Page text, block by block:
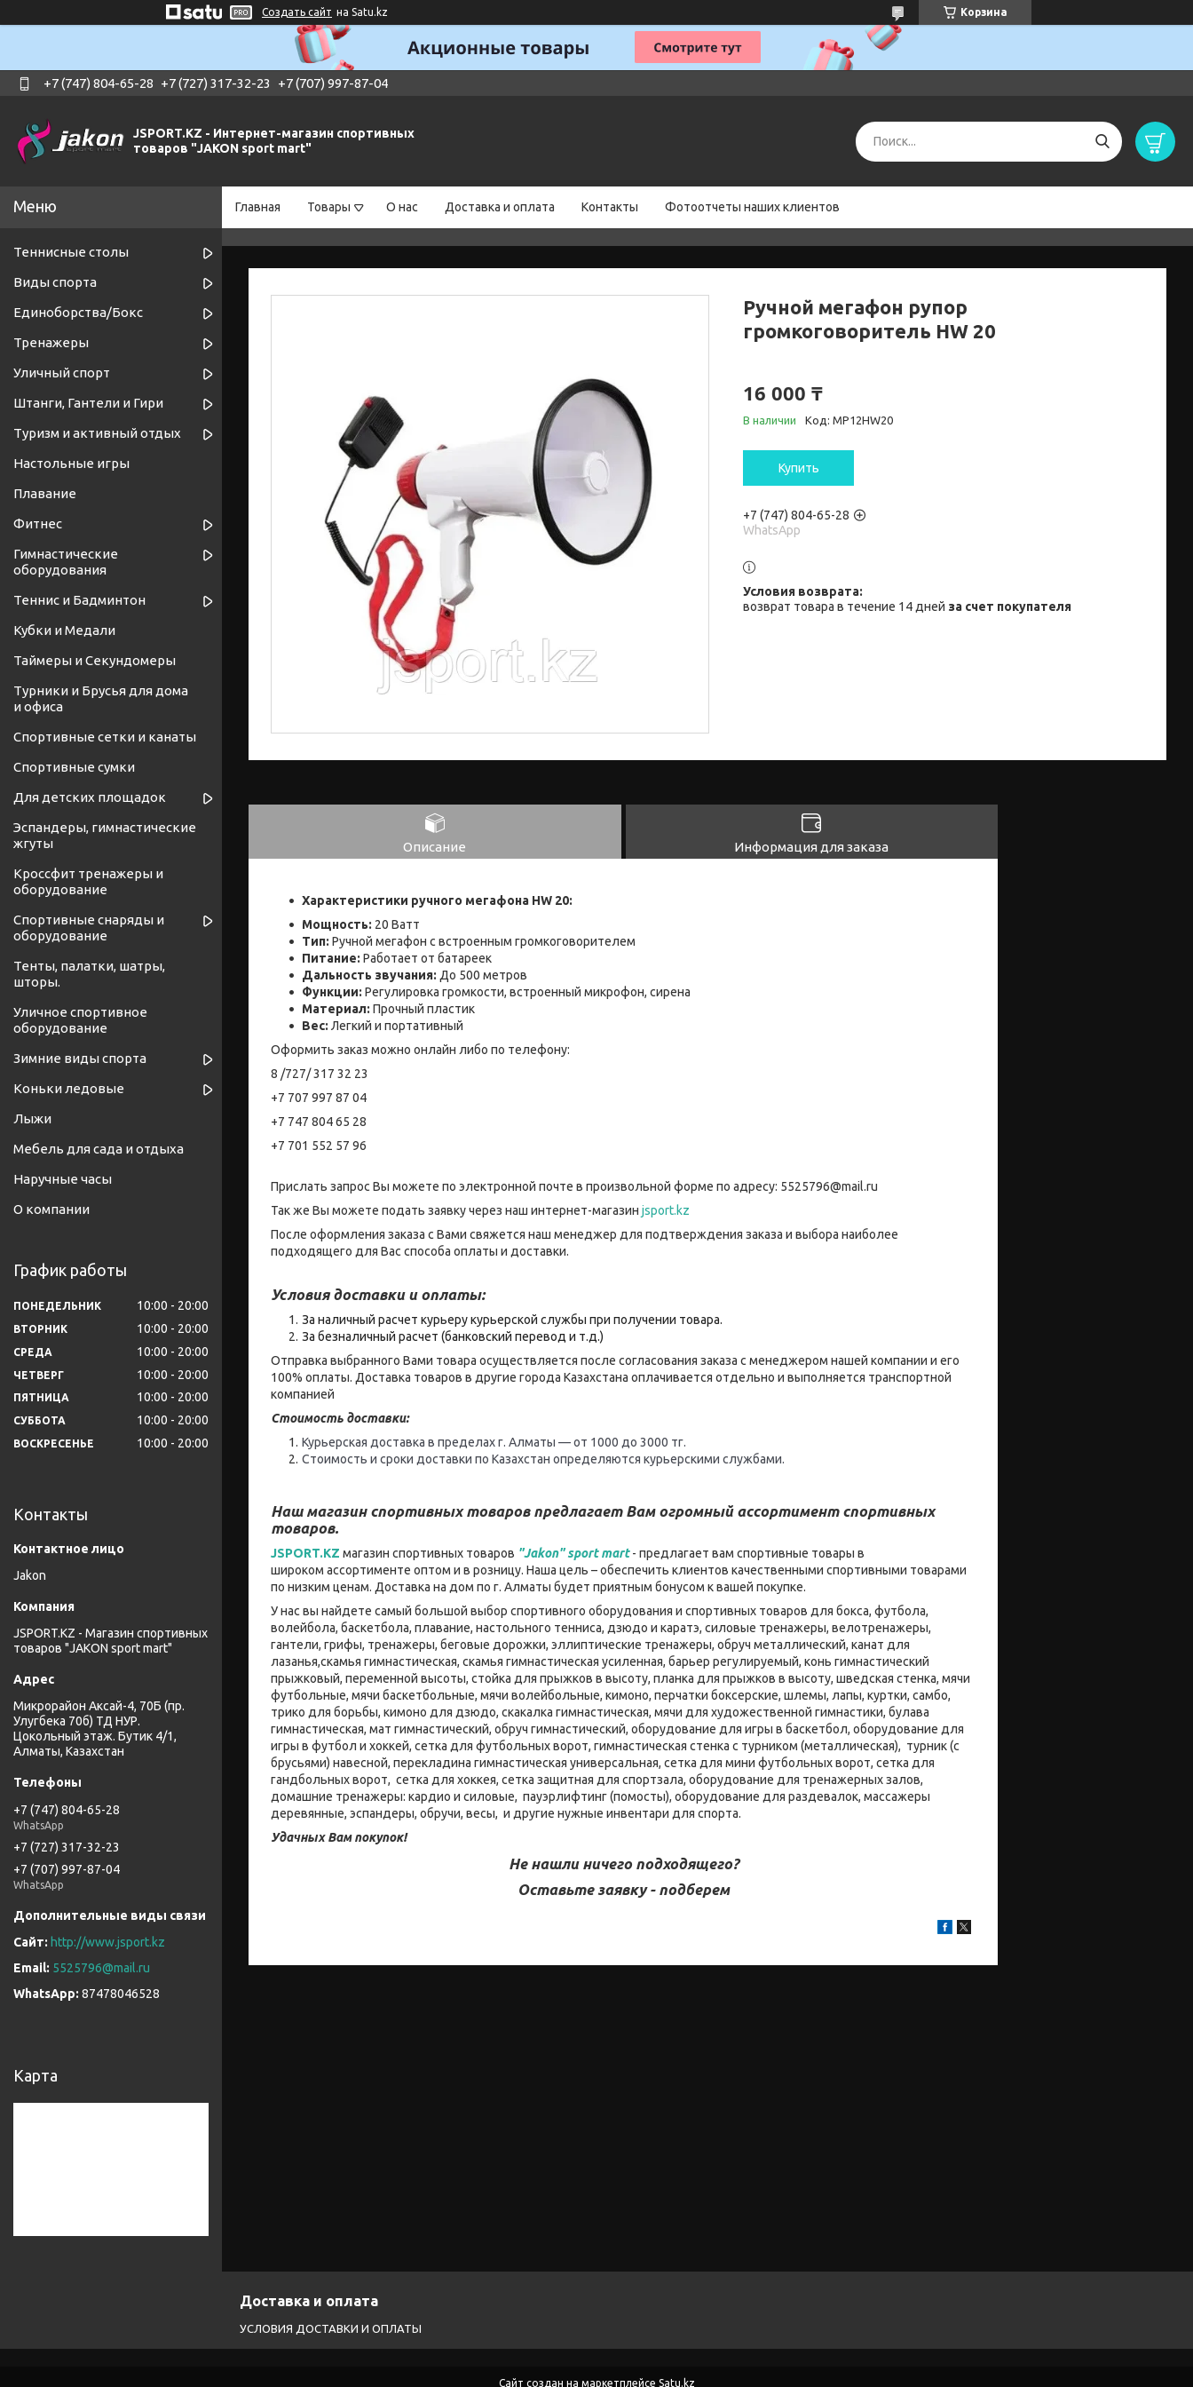
Создать сайт на Satu.kz Корзина
+7 (747) 804-65-28 +7 (727) 317-32-23 +7 (707) 997-87-04
JSPORT.KZ - Интернет-магазин спортивных
товаров "JAKON sport mart"
Главная Товары О нас Доставка и оплата Контакты Фотоотчеты наших клиентов
Ручной мегафон рупор
громкоговоритель HW 20
16 000 ₸
В наличии Код: MP12НW20
Купить
+7 (747) 804-65-28
WhatsApp
возврат товара в течение 14 дней за счет покупателя
Описание Информация для заказа
Характеристики ручного мегафона HW 20:
Мощность: 20 Ватт
Тип: Ручной мегафон с встроенным громкоговорителем
Питание: Работает от батареек
Дальность звучания: До 500 метров
Функции: Регулировка громкости, встроенный микрофон, сирена
Материал: Прочный пластик
Вес: Легкий и портативный
Оформить заказ можно онлайн либо по телефону:
8 /727/ 317 32 23
+7 707 997 87 04
+7 747 804 65 28
+7 701 552 57 96
Прислать запрос Вы можете по электронной почте в произвольной форме по адресу: 5525796@mail.ru
Так же Вы можете подать заявку через наш интернет-магазин jsport.kz
После оформления заказа с Вами свяжется наш менеджер для подтверждения заказа и выбора наиболее
подходящего для Вас способа оплаты и доставки.
Условия доставки и оплаты:
За наличный расчет курьеру курьерской службы при получении товара.
За безналичный расчет (банковский перевод и т.д.)
Отправка выбранного Вами товара осуществляется после согласования заказа с менеджером нашей компании и его
100% оплаты. Доставка товаров в другие города Казахстана оплачивается отдельно и выполняется транспортной
компанией
Стоимость доставки:
Курьерская доставка в пределах г. Алматы — от 1000 до 3000 тг.
Стоимость и сроки доставки по Казахстан определяются курьерскими службами.
Наш магазин спортивных товаров предлагает Вам огромный ассортимент спортивных
товаров.
JSPORT.KZ магазин спортивных товаров "Jakon" sport mart- предлагает вам спортивные товары в
широком ассортименте оптом и в розницу. Наша цель – обеспечить клиентов качественными спортивными товарами
по низким ценам. Доставка на дом по г. Алматы будет приятным бонусом к вашей покупке.
У нас вы найдете самый большой выбор спортивного оборудования и спортивных товаров для бокса, футбола,
волейбола, баскетбола, плавание, настольного тенниса, дзюдо и каратэ, силовые тренажеры, велотренажеры,
гантели, грифы, тренажеры, беговые дорожки, эллиптические тренажеры, обруч металлический, канат для
лазанья,скамья гимнастическая, скамья гимнастическая усиленная, барьер регулируемый, конь гимнастический
прыжковый, переменной высоты, стойка для прыжков в высоту, планка для прыжков в высоту, шведская стенка, мячи
футбольные, мячи баскетбольные, мячи волейбольные, кимоно, перчатки боксерские, шлемы, лапы, куртки, самбо,
трико для борьбы, кимоно для дзюдо, скакалка гимнастическая, мячи для художественной гимнастики, булава
гимнастическая, мат гимнастический, обруч гимнастический, оборудование для игры в баскетбол, оборудование для
игры в футбол и хоккей, сетка для футбольных ворот, гимнастическая стенка с турником (металлическая), турник (с
брусьями) навесной, перекладина гимнастическая универсальная, сетка для мини футбольных ворот, сетка для
гандбольных ворот, сетка для хоккея, сетка защитная для спортзала, оборудование для тренажерных залов,
домашние тренажеры: кардио и силовые, пауэрлифтинг (помосты), оборудование для раздевалок, массажеры
деревянные, эспандеры, обручи, весы, и другие нужные инвентари для спорта.
Удачных Вам покупок!
Не нашли ничего подходящего?
Оставьте заявку - подберем
Теннисные столы
Виды спорта
Единоборства/Бокс
Тренажеры
Уличный спорт
Штанги, Гантели и Гири
Туризм и активный отдых
Настольные игры
Плавание
Фитнес
Гимнастические
оборудования
Теннис и Бадминтон
Кубки и Медали
Таймеры и Секундомеры
Турники и Брусья для дома
и офиса
Спортивные cетки и канаты
Спортивные сумки
Для детских площадок
Эспандеры, гимнастические
жгуты
Кроссфит тренажеры и
оборудование
Спортивные снаряды и
оборудование
Тенты, палатки, шатры,
шторы.
Уличное спортивное
оборудование
Зимние виды спорта
Коньки ледовые
Лыжи
Мебель для сада и отдыха
Наручные часы
О компании
График работы
ПОНЕДЕЛЬНИК 10:00 20:00
ВТОРНИК 10:00 20:00
СРЕДА 10:00 20:00
ЧЕТВЕРГ 10:00 20:00
ПЯТНИЦА 10:00 20:00
СУББОТА 10:00 20:00
ВОСКРЕСЕНЬЕ 10:00 20:00
Контакты
Jakon
JSPORT.KZ - Магазин спортивных
товаров "JAKON sport mart"
Микрорайон Аксай-4, 70Б (пр.
Улугбека 70б) ТД НУР.
Цокольный этаж. Бутик 4/1,
Алматы, Казахстан
+7 (747) 804-65-28
WhatsApp
+7 (727) 317-32-23
+7 (707) 997-87-04
WhatsApp
http://www.jsport.kz
5525796@mail.ru
87478046528
Карта
Доставка и оплата
УСЛОВИЯ ДОСТАВКИ И ОПЛАТЫ
Сайт создан на маркетплейсе Satu.kz